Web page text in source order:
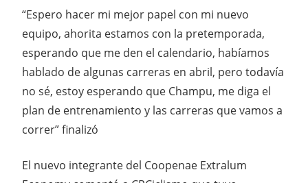
“Espero hacer mi mejor papel con mi nuevo
equipo, ahorita estamos con la pretemporada,
esperando que me den el calendario, habíamos
hablado de algunas carreras en abril, pero todavía
no sé, estoy esperando que Champu, me diga el
plan de entrenamiento y las carreras que vamos a
correr” finalizó
El nuevo integrante del Coopenae Extralum